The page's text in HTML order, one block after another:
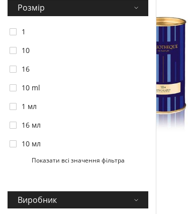
Розмір
1
10
16
10 ml
1 мл
16 мл
10 мл
50 мл
3 мл
Показати всі значення фільтра
Виробник